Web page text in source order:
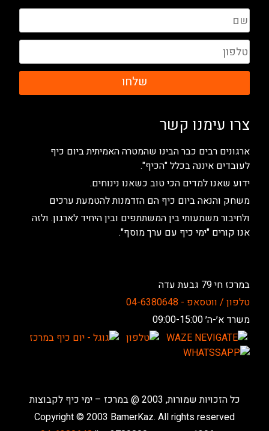
שלחו
צרו עימנו קשר
ארגונים רבים כבר הבינו שהמטרה האמיתית ביום כיף
לעובדים איננה בכלל "הכיף".
ידוע שאנו למדים הכי טוב כשאנו נינוחים.
משחק והנאה ביום כיף הם הזדמנות להטמעת ערכים
ולחיבור משמעותי בין המשתתפים ובין היחיד לארגון. ולזה
אנו קורים "ימי כיף עם ערך מוסף".
במרכז חי 79 גבעת עדה
טלפון / ווטסאפ - 04-6380648
משרד א׳-ה׳ 09:00-15:00
כל הזכויות שמורות, 2003 @ במרכז – ימי כיף לקבוצות
Copyright © 2003 BamerKaz. All rights reserved